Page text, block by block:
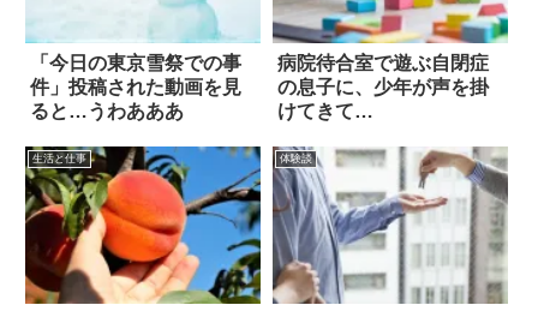
「今日の東京雪祭での事
件」投稿された動画を見
ると…うわあああ
病院待合室で遊ぶ自閉症
の息子に、少年が声を掛
けてきて…
生活と仕事 体験談